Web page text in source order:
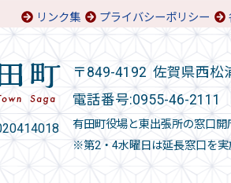
リンク集 プライバシーポリシー
〒849-4192 佐賀県西松
電話番号:0955-46-2111
有田町役場と東出張所の窓口開
※第2・4水曜日は延長窓口を実